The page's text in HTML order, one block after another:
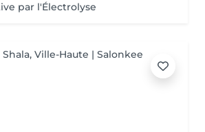
par l'Électrolyse